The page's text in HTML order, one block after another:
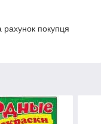
рахунок покупця